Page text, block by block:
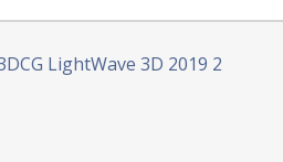
LightWave 3D 2019 2